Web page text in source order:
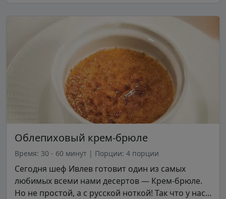
Облепиховый крем-брюле
Время: 30 - 60 минут | Порции: 4 порции
Сегодня шеф Ивлев готовит один из самых
любимых всеми нами десертов — Крем-брюле.
Но не простой, а с русской ноткой! Так что у нас...